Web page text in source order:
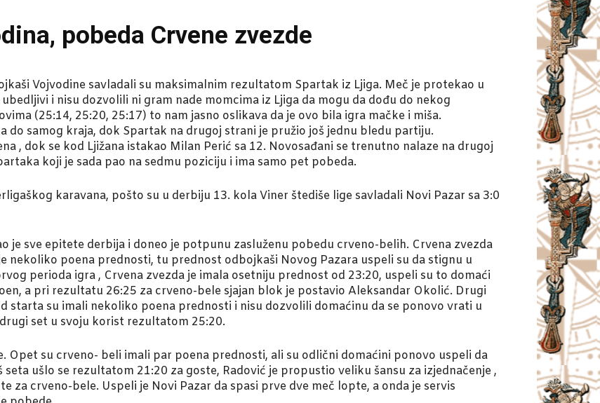
pobeda Crvene zvezde
Vojvodine savladali su maksimalnim rezultatom Spartak iz Ljiga. Meč je protekao u
i nisu dozvolili ni gram nade momcima iz Ljiga da mogu da dođu do nekog
(25:14, 25:20, 25:17) to nam jasno oslikava da je ovo bila igra mačke i miša.
do samog kraja, dok Spartak na drugoj strani je pružio još jednu bledu partiju.
, dok se kod Ljižana istakao Milan Perić sa 12. Novosađani se trenutno nalaze na drugoj
koji je sada pao na sedmu poziciju i ima samo pet pobeda.
karavana, pošto su u derbiju 13. kola Viner štediše lige savladali Novi Pazar sa 3:0
je sve epitete derbija i doneo je potpunu zasluženu pobedu crveno-belih. Crvena zvezda
nekoliko poena prednosti, tu prednost odbojkaši Novog Pazara uspeli su da stignu u
perioda igra , Crvena zvezda je imala osetniju prednost od 23:20, uspeli su to domaći
a pri rezultatu 26:25 za crveno-bele sjajan blok je postavio Aleksandar Okolić. Drugi
starta su imali nekoliko poena prednosti i nisu dozvolili domaćinu da se ponovo vrati u
set u svoju korist rezultatom 25:20.
Opet su crveno- beli imali par poena prednosti, ali su odlični domaćini ponovo uspeli da
ušlo se rezultatom 21:20 za goste, Radović je propustio veliku šansu za izjednačenje ,
crveno-bele. Uspeli je Novi Pazar da spasi prve dve meč lopte, a onda je servis